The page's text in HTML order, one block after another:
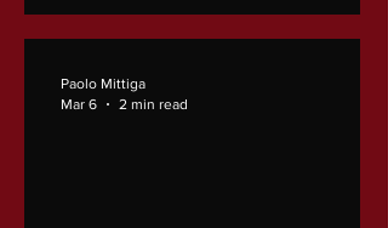
Paolo Mittiga
Mar 6
2 min read